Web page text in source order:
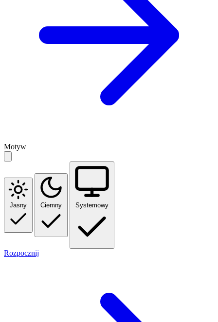
Motyw
Jasny Ciemny Systemowy
Rozpocznij